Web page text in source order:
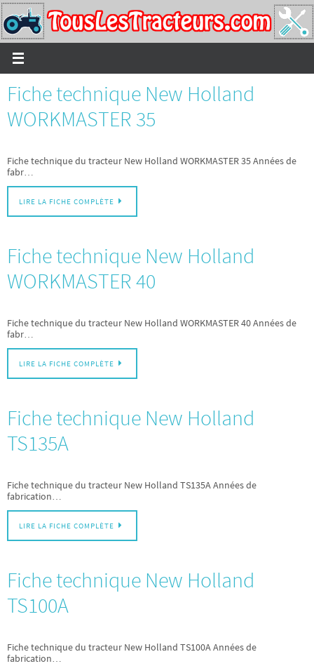
Passer
vers
le
contenu
Fiche technique New Holland
WORKMASTER 35
Fiche technique du tracteur New Holland WORKMASTER 35 Années de
fabr…
LIRE LA FICHE COMPLÈTE
Fiche technique New Holland
WORKMASTER 40
Fiche technique du tracteur New Holland WORKMASTER 40 Années de
fabr…
LIRE LA FICHE COMPLÈTE
Fiche technique New Holland
TS135A
Fiche technique du tracteur New Holland TS135A Années de
fabrication…
LIRE LA FICHE COMPLÈTE
Fiche technique New Holland
TS100A
Fiche technique du tracteur New Holland TS100A Années de
fabrication…